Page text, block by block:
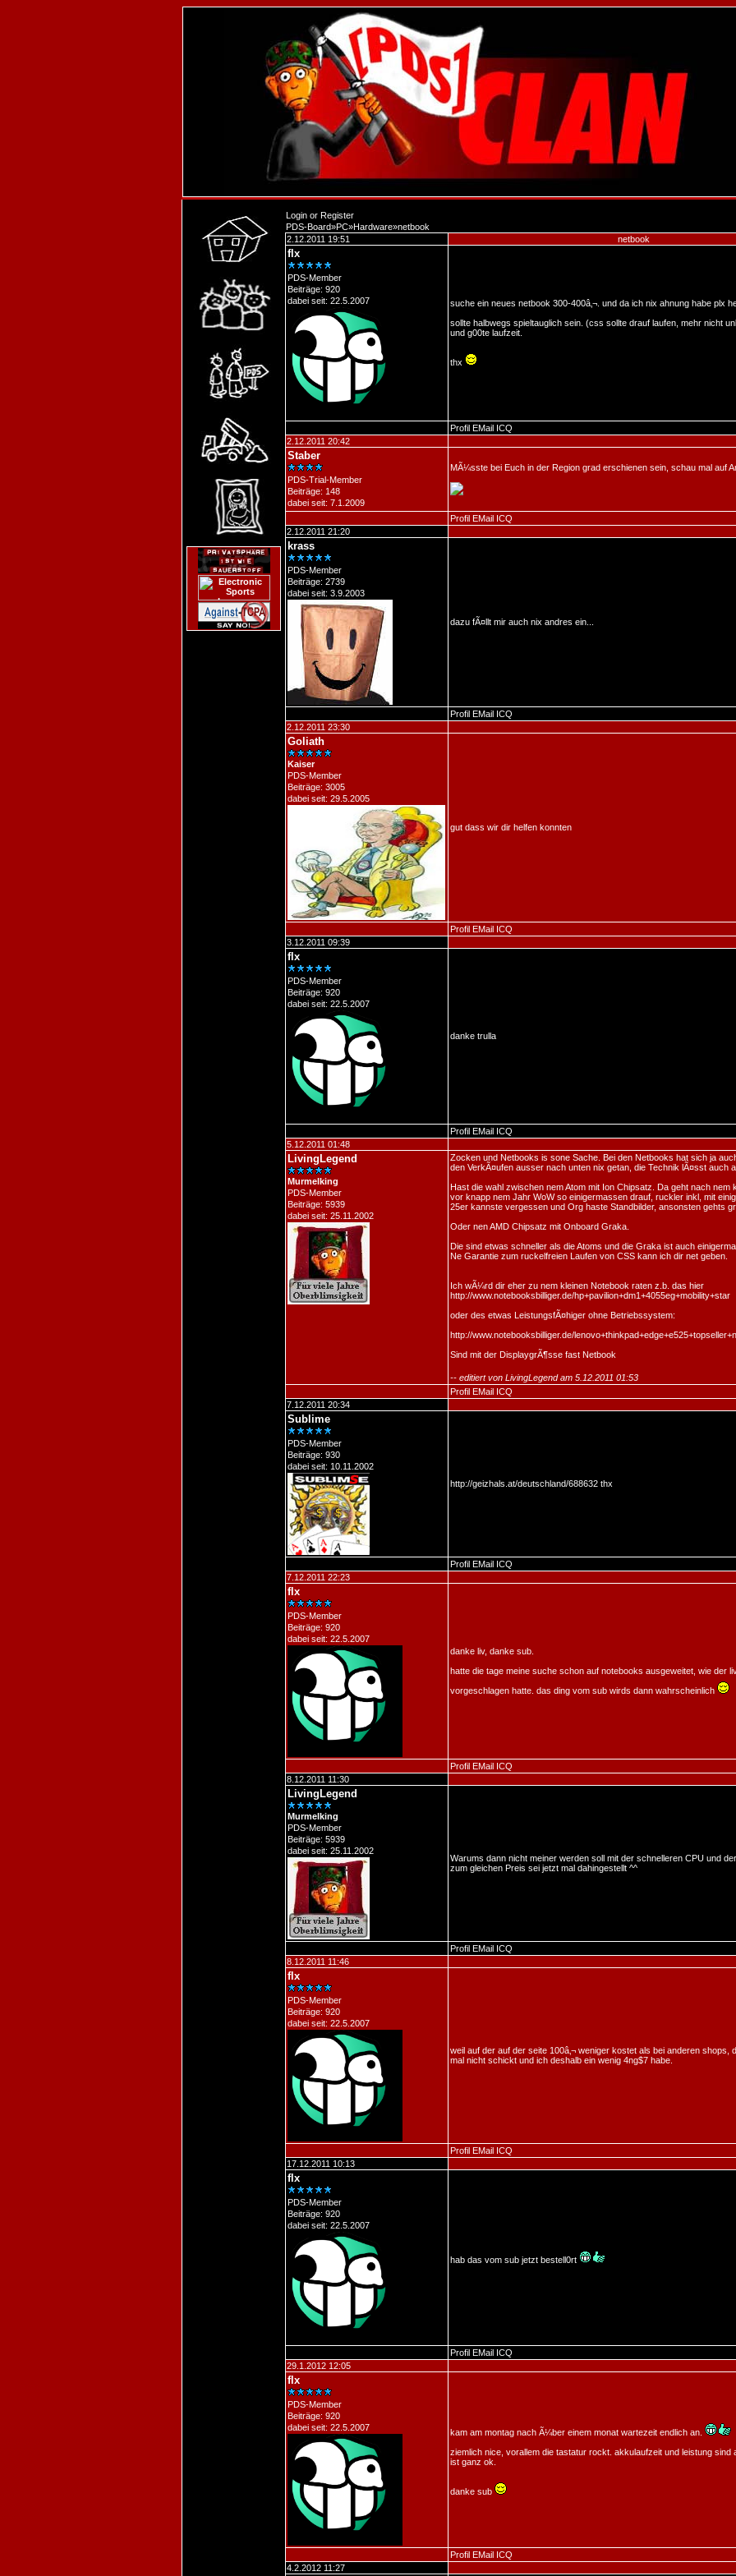
Login or Register
PDS-Board»PC»Hardware»netbook
2.12.2011 19:51
netbook
flx
PDS-Member
Beiträge: 920
dabei seit: 22.5.2007
suche ein neues netbook 300-400â‚¬. und da ich nix ahnung habe plx
sollte halbwegs spieltauglich sein. (css sollte drauf laufen, mehr nicht
und g00te laufzeit.
thx
Profil EMail ICQ
2.12.2011 20:42
Staber
PDS-Trial-Member
Beiträge: 148
dabei seit: 7.1.2009
MÃ¼sste bei Euch in der Region grad erschienen sein, schau mal auf
Profil EMail ICQ
2.12.2011 21:20
krass
PDS-Member
Beiträge: 2739
dabei seit: 3.9.2003
dazu fÃ¤llt mir auch nix andres ein...
Profil EMail ICQ
2.12.2011 23:30
Goliath
Kaiser
PDS-Member
Beiträge: 3005
dabei seit: 29.5.2005
gut dass wir dir helfen konnten
Profil EMail ICQ
3.12.2011 09:39
flx
PDS-Member
Beiträge: 920
dabei seit: 22.5.2007
danke trulla
Profil EMail ICQ
5.12.2011 01:48
LivingLegend
Murmelking
PDS-Member
Beiträge: 5939
dabei seit: 25.11.2002
Zocken und Netbooks is sone Sache. Bei den Netbooks hat sich ja
den VerkÃ¤ufen ausser nach unten nix getan, die Technik lÃ¤sst auch
Hast die wahl zwischen nem Atom mit Ion Chipsatz. Da geht nach nem
vor knapp nem Jahr WoW so einigermassen drauf, ruckler inkl, mit
25er kannste vergessen und Org haste Standbilder, ansonsten gehts
Oder nen AMD Chipsatz mit Onboard Graka.
Die sind etwas schneller als die Atoms und die Graka ist auch
Ne Garantie zum ruckelfreien Laufen von CSS kann ich dir net geben.
Ich wÃ¼rd dir eher zu nem kleinen Notebook raten z.b. das hier
http://www.notebooksbilliger.de/hp+pavilion+dm1+4055eg+mobility+star
oder des etwas LeistungsfÃ¤higer ohne Betriebssystem:
http://www.notebooksbilliger.de/
Sind mit der DisplaygrÃ¶sse fast Netbook
-- editiert von LivingLegend am 5.12.2011 01:53
Profil EMail ICQ
7.12.2011 20:34
Sublime
PDS-Member
Beiträge: 930
dabei seit: 10.11.2002
http://geizhals.at/deutschland/688632 thx
Profil EMail ICQ
7.12.2011 22:23
flx
PDS-Member
Beiträge: 920
dabei seit: 22.5.2007
danke liv, danke sub.
hatte die tage meine suche schon auf notebooks ausgeweitet, wie der
vorgeschlagen hatte. das ding vom sub wirds dann wahrscheinlich
Profil EMail ICQ
8.12.2011 11:30
LivingLegend
Murmelking
PDS-Member
Beiträge: 5939
dabei seit: 25.11.2002
Warums dann nicht meiner werden soll mit der schnelleren CPU und
zum gleichen Preis sei jetzt mal dahingestellt ^^
Profil EMail ICQ
8.12.2011 11:46
flx
PDS-Member
Beiträge: 920
dabei seit: 22.5.2007
weil auf der auf der seite 100â‚¬ weniger kostet als bei anderen shops,
mal nicht schickt und ich deshalb ein wenig 4ng$7 habe.
Profil EMail ICQ
17.12.2011 10:13
flx
PDS-Member
Beiträge: 920
dabei seit: 22.5.2007
hab das vom sub jetzt bestell0rt
Profil EMail ICQ
29.1.2012 12:05
flx
PDS-Member
Beiträge: 920
dabei seit: 22.5.2007
kam am montag nach Ã¼ber einem monat wartezeit endlich an.
ziemlich nice, vorallem die tastatur rockt. akkulaufzeit und leistung sind
ist ganz ok.
danke sub
Profil EMail ICQ
4.2.2012 11:27